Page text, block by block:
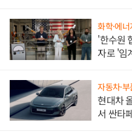
화학·에너
'한수원
자로 '임
자동차·부
현대차
서 싼타